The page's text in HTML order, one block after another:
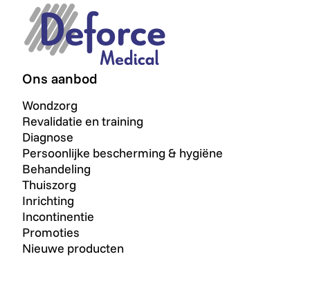
Ons aanbod
Wondzorg
Revalidatie en training
Diagnose
Persoonlijke bescherming & hygiëne
Behandeling
Thuiszorg
Inrichting
Incontinentie
Promoties
Nieuwe producten